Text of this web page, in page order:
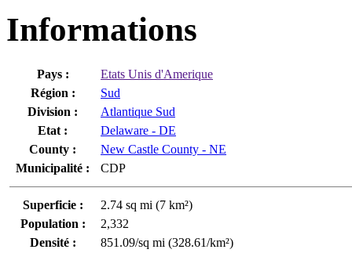
Informations
Pays :
Etats Unis d'Amerique
Région :
Sud
Division :
Atlantique Sud
Etat :
Delaware - DE
County :
New Castle County - NE
Municipalité :
CDP
Superficie :
2.74 sq mi (7 km²)
Population :
2,332
Densité :
851.09/sq mi (328.61/km²)